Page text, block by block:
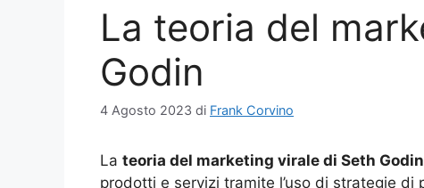
La teoria del
Godin
4 Agosto 2023 di Frank Corvino
La teoria del marketing virale di Seth Godin
prodotti e servizi tramite l’uso di strategie